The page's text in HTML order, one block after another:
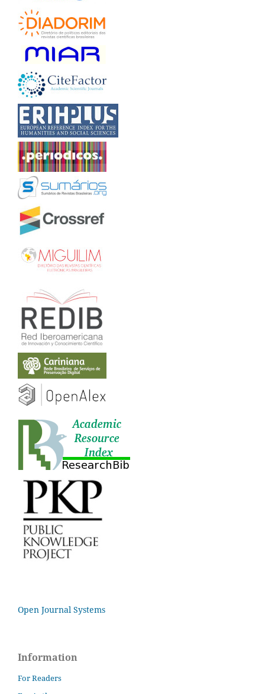
Open Journal Systems
Information
For Readers